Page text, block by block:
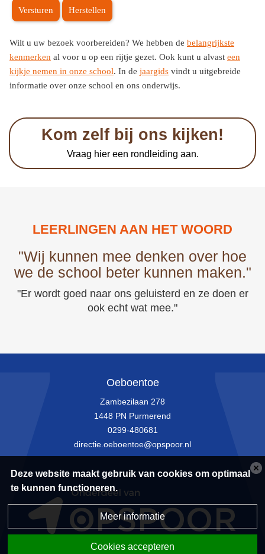
Versturen Herstellen
Wilt u uw bezoek voorbereiden? We hebben de belangrijkste
kenmerken al voor u op een rijtje gezet. Ook kunt u alvast een
kijkje nemen in onze school. In de jaargids vindt u uitgebreide
informatie over onze school en ons onderwijs.
Kom zelf bij ons kijken!
Vraag hier een rondleiding aan.
LEERLINGEN AAN HET WOORD
"Wij kunnen mee denken over hoe
we de school beter kunnen maken."
"Er wordt goed naar ons geluisterd en ze doen er
ook echt wat mee."
Oeboentoe
Zambezilaan 278
1448 PN Purmerend
0299-480681
directie.oeboentoe@opspoor.nl
Deze website maakt gebruik van cookies om optimaal
te kunnen functioneren.
Meer informatie
Cookies accepteren